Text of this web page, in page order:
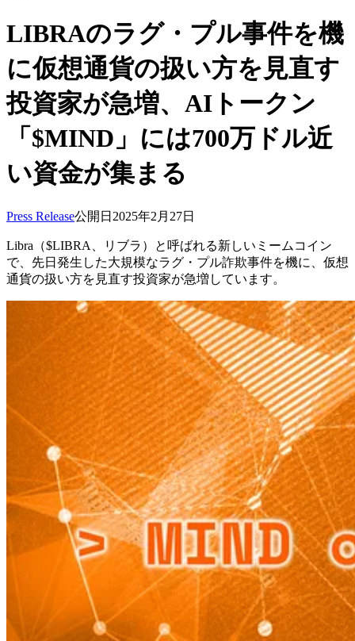
LIBRAのラグ・プル事件を機
に仮想通貨の扱い方を見直す
投資家が急増、AIトークン
「$MIND」には700万ドル近
い資金が集まる
Press Release公開日 2025年2月27日
Libra（$LIBRA、リブラ）と呼ばれる新しいミームコイン
で、先日発生した大規模なラグ・プル詐欺事件を機に、仮想
通貨の扱い方を見直す投資家が急増しています。